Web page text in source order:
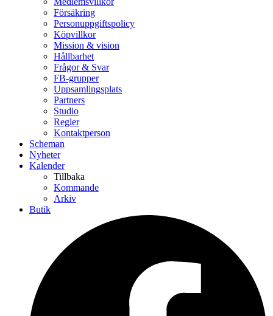
Försäkring
Personuppgiftspolicy
Köpvillkor
Mission & vision
Hållbarhet
Frågor & Svar
FB-grupper
Uppsamlingsplats
Partners
Studio
Regler
Kontaktperson
Scheman
Nyheter
Kalender
Tillbaka
Kommande
Arkiv
Butik